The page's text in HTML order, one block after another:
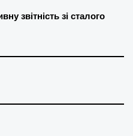
звітність зі сталого